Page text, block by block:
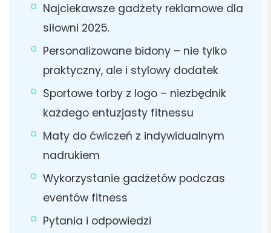
Najciekawsze gadżety reklamowe dla
siłowni 2025.
Personalizowane bidony – nie tylko
praktyczny, ale i stylowy dodatek
Sportowe torby z logo – niezbędnik
każdego entuzjasty fitnessu
Maty do ćwiczeń z indywidualnym
nadrukiem
Wykorzystanie gadżetów podczas
eventów fitness
Pytania i odpowiedzi